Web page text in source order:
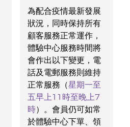
為配合疫情最新發展
狀況，同時保持所有
顧客服務正常運作，
體驗中心服務時間將
會作出以下變更，電
話及電郵服務則維持
正常服務（星期一至
五早上11時至晚上7
時）。會員仍可如常
於體驗中心下單、領